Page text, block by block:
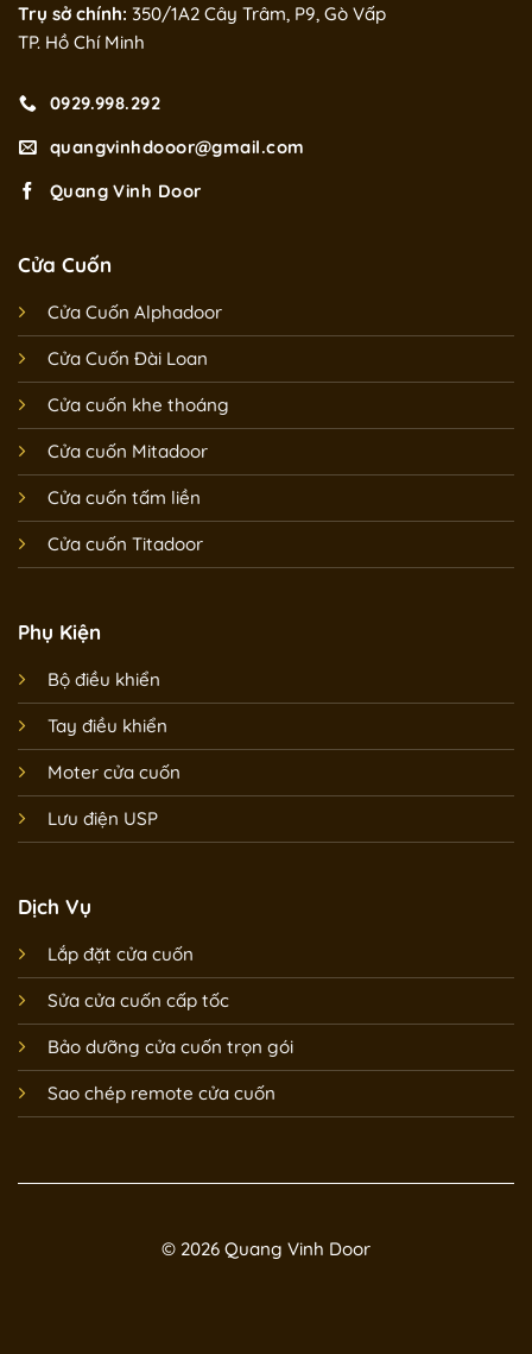
Trụ sở chính: 350/1A2 Cây Trâm, P9, Gò Vấp
TP. Hồ Chí Minh
0929.998.292
quangvinhdooor@gmail.com
Quang Vinh Door
Cửa Cuốn
Cửa Cuốn Alphadoor
Cửa Cuốn Đài Loan
Cửa cuốn khe thoáng
Cửa cuốn Mitadoor
Cửa cuốn tấm liền
Cửa cuốn Titadoor
Phụ Kiện
Bộ điều khiển
Tay điều khiển
Moter cửa cuốn
Lưu điện USP
Dịch Vụ
Lắp đặt cửa cuốn
Sửa cửa cuốn cấp tốc
Bảo dưỡng cửa cuốn trọn gói
Sao chép remote cửa cuốn
© 2026 Quang Vinh Door